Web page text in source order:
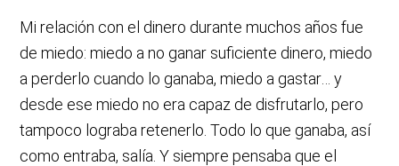
Mi relación con el dinero durante muchos años fue
de miedo: miedo a no ganar suficiente dinero, miedo
a perderlo cuando lo ganaba, miedo a gastar… y
desde ese miedo no era capaz de disfrutarlo, pero
tampoco lograba retenerlo. Todo lo que ganaba, así
como entraba, salía. Y siempre pensaba que el